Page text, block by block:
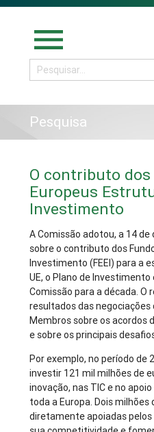
menu
Pesquisa
O contributo dos
Europeus
Investimento
A Comissão adotou, a 14
sobre o contributo dos
Investimento (FEEI) para a
UE, o Plano de
Comissão para a década.
resultados das
Membros sobre os acordos
e sobre os principais
Por exemplo, no período de
investir 121 mil milhões de
inovação, nas TIC e no
toda a Europa. Dois milhões
diretamente apoiadas